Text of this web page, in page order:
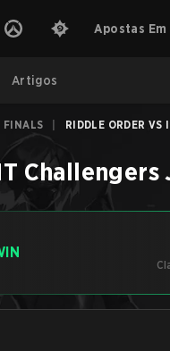
Apostas Em
Artigos
FINALS RIDDLE ORDER
Challengers